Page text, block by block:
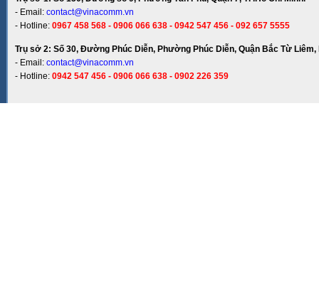
- Email: contact@vinacomm.vn
- Hotline: 0967 458 568 - 0906 066 638 - 0942 547 456 - 092 657 5555
Trụ sở 2: Số 30, Đường Phúc Diễn, Phường Phúc Diễn, Quận Bắc Từ Liêm,
- Email: contact@vinacomm.vn
- Hotline: 0942 547 456 - 0906 066 638 - 0902 226 359